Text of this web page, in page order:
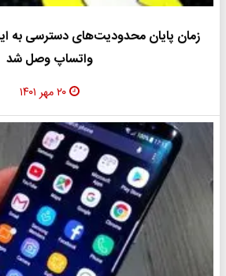
زمان پایان محدودیت‌های دسترسی به
واتساپ وصل شد
۲۰ مهر ۱۴۰۱